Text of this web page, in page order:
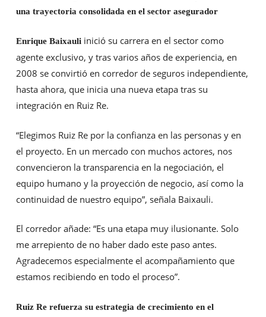
una trayectoria consolidada en el sector asegurador
Enrique Baixauliinició su carrera en el sector como
agente exclusivo, y tras varios años de experiencia, en
2008 se convirtió en corredor de seguros independiente,
hasta ahora, que inicia una nueva etapa tras su
integración en Ruiz Re.
“Elegimos Ruiz Re por la confianza en las personas y en
el proyecto. En un mercado con muchos actores, nos
convencieron la transparencia en la negociación, el
equipo humano y la proyección de negocio, así como la
continuidad de nuestro equipo”, señala Baixauli.
El corredor añade: “Es una etapa muy ilusionante. Solo
me arrepiento de no haber dado este paso antes.
Agradecemos especialmente el acompañamiento que
estamos recibiendo en todo el proceso”.
Ruiz Re refuerza su estrategia de crecimiento en el